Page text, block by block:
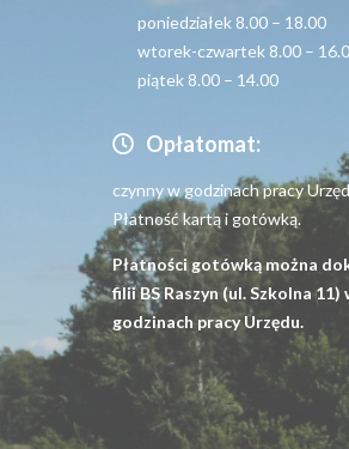
poniedziałek 8.00 – 18.00
wtorek-czwartek 8.00 –
piątek 8.00 – 14.00
Opłatomat:
czynny w godzinach pracy
Płatność kartą i gotówką.
Płatności gotówką można
filii BS Raszyn (ul. Szkolna 11)
godzinach pracy Urzędu.